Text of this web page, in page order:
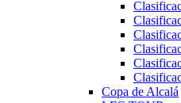
Copa de Alcalá